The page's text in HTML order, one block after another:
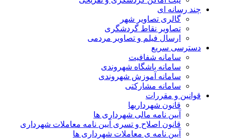
چند رسانه ای
گالری تصاویر شهر
تصاویر نقاط گردشگری
ارسال فیلم و تصاویر مردمی
دسترسی سریع
سامانه شفافیت
سامانه باشگاه شهروندی
سامانه آموزش شهروندی
سامانه مشارکتی
قوانین و مقررات
قانون شهرداریها
آیین نامه مالی شهرداری ها
قانون اصلاح و تسری آیین نامه معاملات شهرداری
آیین نامه ی معاملات شهرداری ها